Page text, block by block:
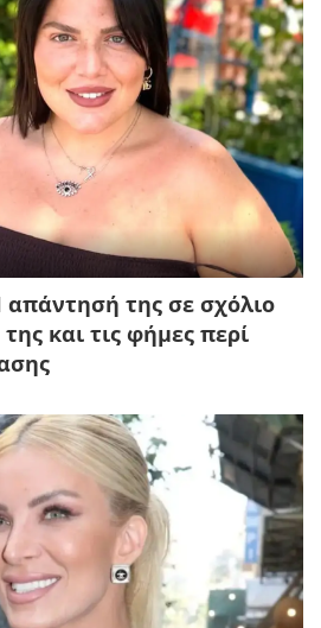
της σε σχόλιο
και τις φήμες περί